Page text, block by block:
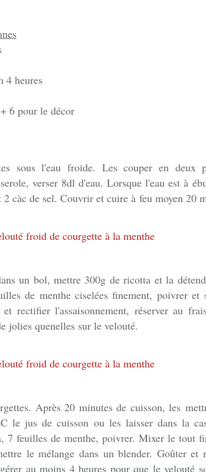
4 heures
6 pour le décor
sous l'eau froide. Les couper en deux
verser 8dl d'eau. Lorsque l'eau est à
2 càc de sel. Couvrir et cuire à feu moyen 20
un bol, mettre 300g de ricotta et la
de menthe ciselées finement, poivrer et
rectifier l'assaisonnement, réserver au
jolies quenelles sur le velouté.
Après 20 minutes de cuisson, les
le jus de cuisson ou les laisser dans la
7 feuilles de menthe, poivrer. Mixer le tout
le mélange dans un blender. Goûter et
au moins 4 heures pour que le velouté